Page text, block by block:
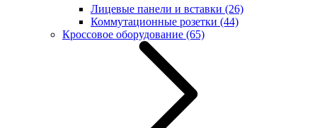
Лицевые панели и вставки (26)
Коммутационные розетки (44)
Кроссовое оборудование (65)